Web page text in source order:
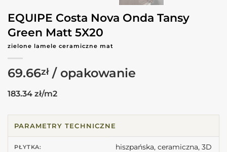
EQUIPE Costa Nova Onda Tansy
Green Matt 5X20
zielone lamele ceramiczne mat
69.66zł
183.34 zł/m2
PARAMETRY TECHNICZNE
PŁYTKA: hiszpańska, ceramiczna, 3D